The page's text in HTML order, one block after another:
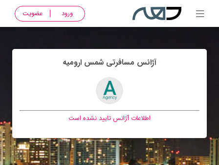
ورود عضویت
آژانس مسافرتی شمس اروميه
اطلاعات آژانس تایید نشده است